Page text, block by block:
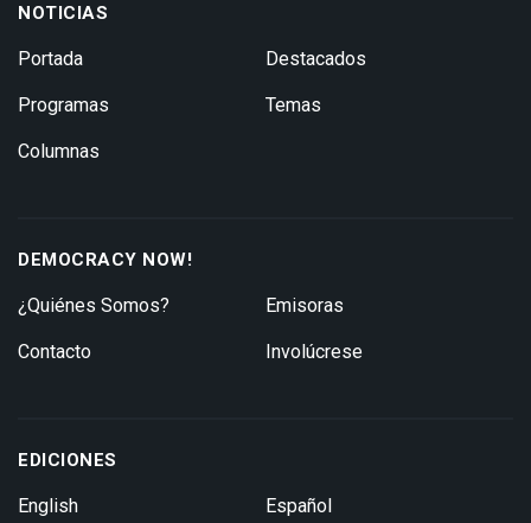
NOTICIAS
Portada
Programas
Columnas
Destacados
Temas
DEMOCRACY NOW!
¿Quiénes Somos?
Contacto
Emisoras
Involúcrese
EDICIONES
English Español